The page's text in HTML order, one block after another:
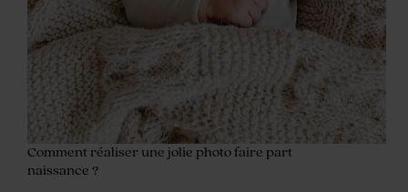
Comment réaliser une jolie photo faire part
naissance ?